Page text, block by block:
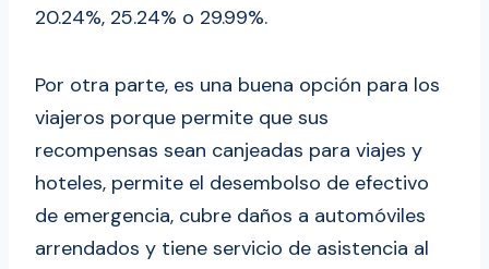
20.24%, 25.24% o 29.99%.
Por otra parte, es una buena opción para los
viajeros porque permite que sus
recompensas sean canjeadas para viajes y
hoteles, permite el desembolso de efectivo
de emergencia, cubre daños a automóviles
arrendados y tiene servicio de asistencia al